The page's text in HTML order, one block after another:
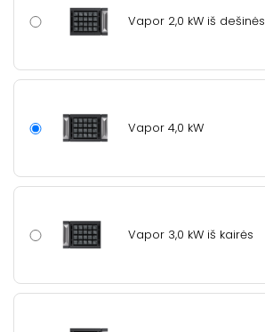
Vapor 2,0 kW iš dešinės
Vapor 4,0 kW
Vapor 3,0 kW iš kairės